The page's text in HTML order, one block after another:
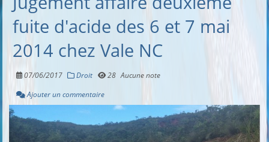
fuite d'acide des 6 et 7 mai
2014 chez Vale NC
07/06/2017 Droit 28 Aucune note
Ajouter un commentaire